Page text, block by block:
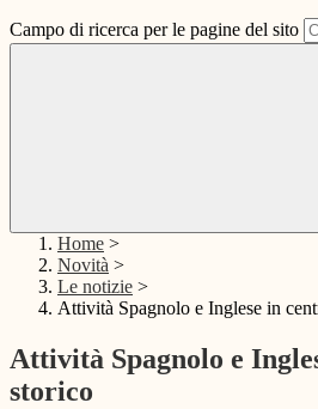
Campo di ricerca per le pagine del sito
Home >
Novità >
Le notizie >
Attività Spagnolo e Inglese in
Attività Spagnolo e
storico